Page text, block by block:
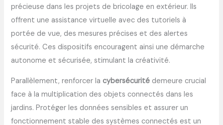
précieuse dans les projets de bricolage en extérieur. Ils
offrent une assistance virtuelle avec des tutoriels à
portée de vue, des mesures précises et des alertes
sécurité. Ces dispositifs encouragent ainsi une démarche
autonome et sécurisée, stimulant la créativité.
Parallèlement, renforcer lacybersécurité demeure crucial
face à la multiplication des objets connectés dans les
jardins. Protéger les données sensibles et assurer un
fonctionnement stable des systèmes connectés est un